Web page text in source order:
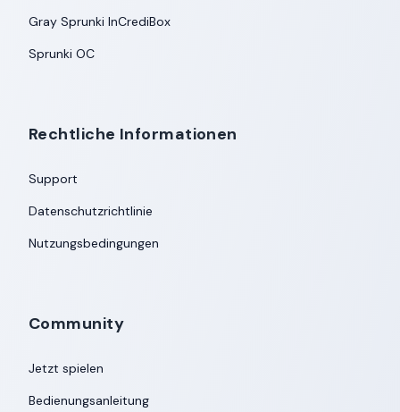
Gray Sprunki InCrediBox
Sprunki OC
Rechtliche Informationen
Support
Datenschutzrichtlinie
Nutzungsbedingungen
Community
Jetzt spielen
Bedienungsanleitung